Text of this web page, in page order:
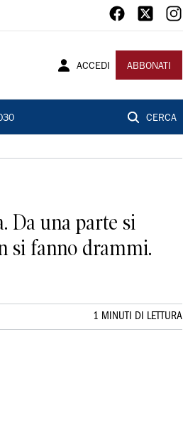
ACCEDI ABBONATI
CERCA
Da una parte si
si fanno drammi.
1 MINUTI DI LETTURA